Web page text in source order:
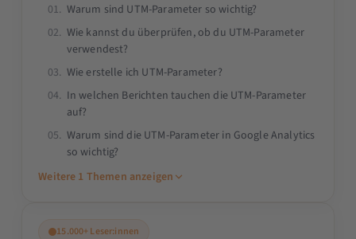
Beirat der SMX und als Speaker auf der
OMR teilt er sein Praxiswissen. Alexander
begeistert durch seine Fähigkeit, komplexe
Themen verständlich zu vermitteln und
innovative Lösungen für das Digital
Marketing & KI zu bieten.
Warum sind UTM-Parameter so wichtig?
Wie kannst du überprüfen, ob du UTM-Parameter
verwendest?
Wie erstelle ich UTM-Parameter?
In welchen Berichten tauchen die UTM-Parameter
auf?
Warum sind die UTM-Parameter in Google Analytics
so wichtig?
Weitere 1 Themen anzeigen
15.000+ Leser:innen